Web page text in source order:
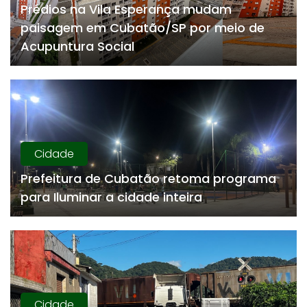
Prédios na Vila Esperança mudam
paisagem em Cubatão/SP por meio de
Acupuntura Social
Cidade
Prefeitura de Cubatão retoma programa
para Iluminar a cidade inteira